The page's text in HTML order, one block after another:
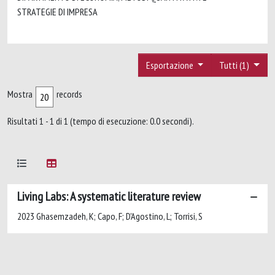
STRATEGIE DI IMPRESA
Tutti (1)
Esportazione
Mostra records
Risultati 1 - 1 di 1 (tempo di esecuzione: 0.0 secondi).
Living Labs: A systematic literature review
2023 Ghasemzadeh, K; Capo, F; D'Agostino, L; Torrisi, S